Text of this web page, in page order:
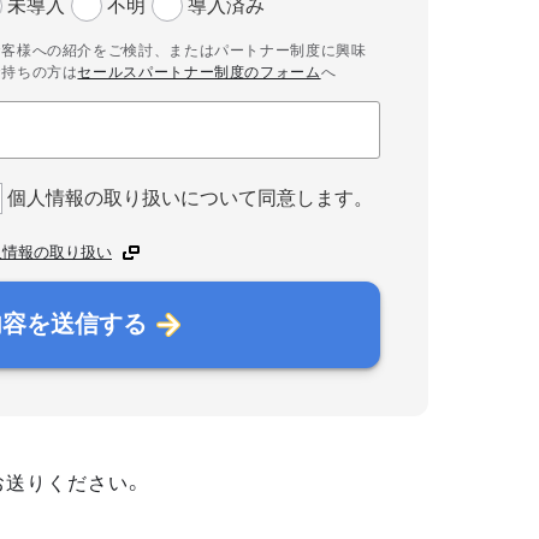
未導入 不明 導入済み
様への紹介をご検討、またはパートナー制度に興味
ちの方はセールスパートナー制度のフォームへ
個人情報の取り扱いについて同意します。
報の取り扱い
を送信する
りください。